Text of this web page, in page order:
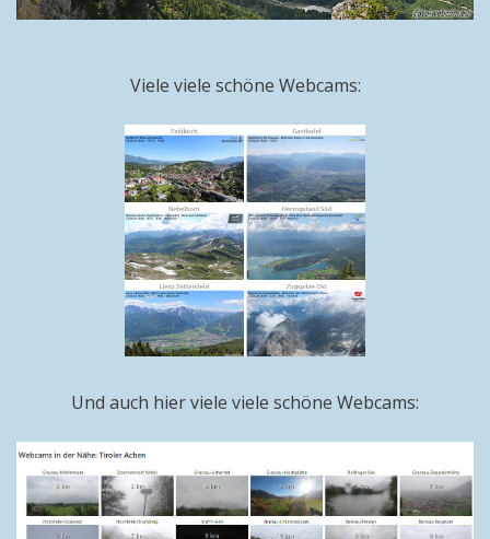
Viele viele schöne Webcams:
Und auch hier viele viele schöne Webcams: